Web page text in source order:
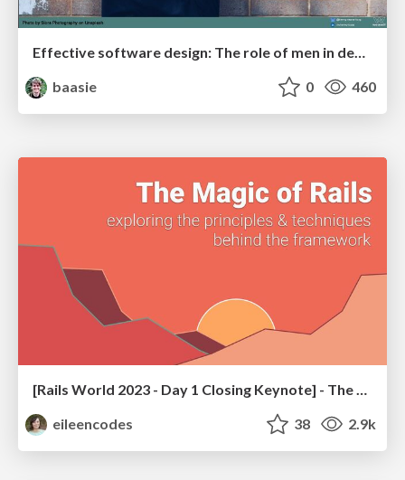
Effective software design: The role of men in debugging patriarchy in IT @ Voxxed Days AMS
baasie
0 460
eileencodes
38 2.9k